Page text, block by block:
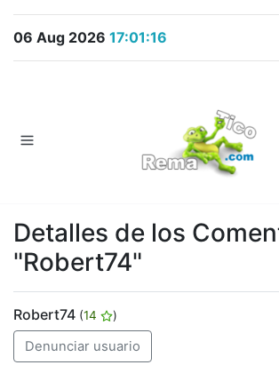
06 Aug 2026 17:01:16
Detalles de los
"Robert74"
Robert74 (14 )
Denunciar usuario